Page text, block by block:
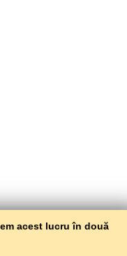
acest lucru în două